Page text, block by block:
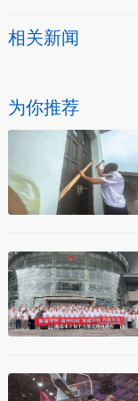
相关新闻
为你推荐